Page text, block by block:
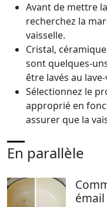
Avant de mettre
recherchez la
vaisselle.
Cristal,
sont quelques-
être lavés au
Sélectionnez le
approprié en
assurer que la
En parallèle